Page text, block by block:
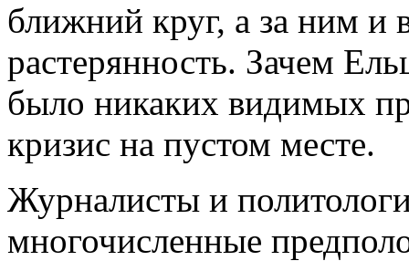
ближний круг, а за ним и
растерянность. Зачем
было никаких видимых
кризис на пустом месте.
Журналисты и
многочисленные